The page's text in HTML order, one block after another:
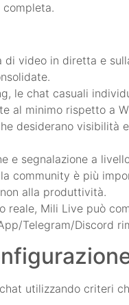
video in diretta e
le chat casuali
al minimo rispetto a
desiderano visibilità
e segnalazione a
community è più
alla produttività.
Mili Live può
Telegram/Discord
utilizzando criteri